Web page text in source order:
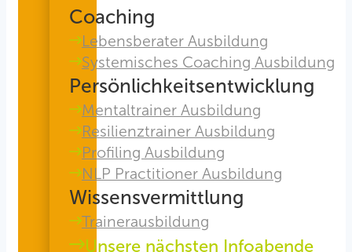
Coaching
Lebensberater Ausbildung
Systemisches Coaching Ausbildung
Persönlichkeitsentwicklung
Mentaltrainer Ausbildung
Resilienztrainer Ausbildung
Profiling Ausbildung
NLP Practitioner Ausbildung
Wissensvermittlung
Trainerausbildung
Unsere nächsten Infoabende